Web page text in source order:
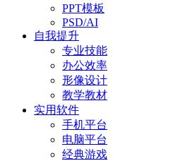
PPT模板
PSD/AI
自我提升
专业技能
办公效率
形像设计
教学教材
实用软件
手机平台
电脑平台
经典游戏